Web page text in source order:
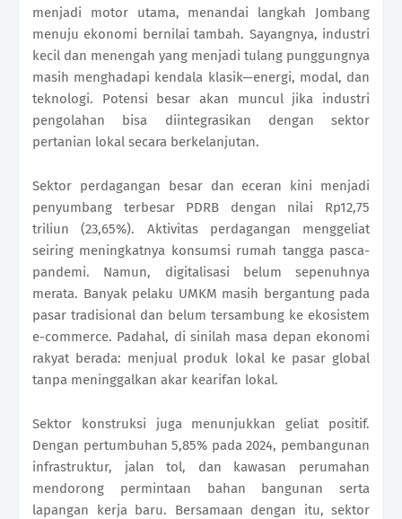
menjadi motor utama, menandai langkah Jombang
menuju ekonomi bernilai tambah. Sayangnya, industri
kecil dan menengah yang menjadi tulang punggungnya
masih menghadapi kendala klasik—energi, modal, dan
teknologi. Potensi besar akan muncul jika industri
pengolahan bisa diintegrasikan dengan sektor
pertanian lokal secara berkelanjutan.
Sektor perdagangan besar dan eceran kini menjadi
penyumbang terbesar PDRB dengan nilai Rp12,75
triliun (23,65%). Aktivitas perdagangan menggeliat
seiring meningkatnya konsumsi rumah tangga pasca-
pandemi. Namun, digitalisasi belum sepenuhnya
merata. Banyak pelaku UMKM masih bergantung pada
pasar tradisional dan belum tersambung ke ekosistem
e-commerce. Padahal, di sinilah masa depan ekonomi
rakyat berada: menjual produk lokal ke pasar global
tanpa meninggalkan akar kearifan lokal.
Sektor konstruksi juga menunjukkan geliat positif.
Dengan pertumbuhan 5,85% pada 2024, pembangunan
infrastruktur, jalan tol, dan kawasan perumahan
mendorong permintaan bahan bangunan serta
lapangan kerja baru. Bersamaan dengan itu, sektor